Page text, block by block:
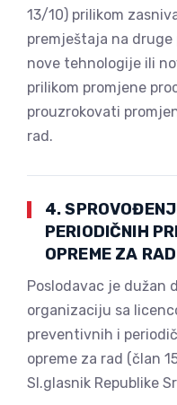
13/10) prilikom
premještaja na druge
nove tehnologije ili
prilikom promjene
prouzrokovati
rad.
4.
PERIODIČNIH
OPREME ZA RAD
Poslodavac je dužan
organizaciju sa
preventivnih i
opreme za rad (član
Sl.glasnik Republike